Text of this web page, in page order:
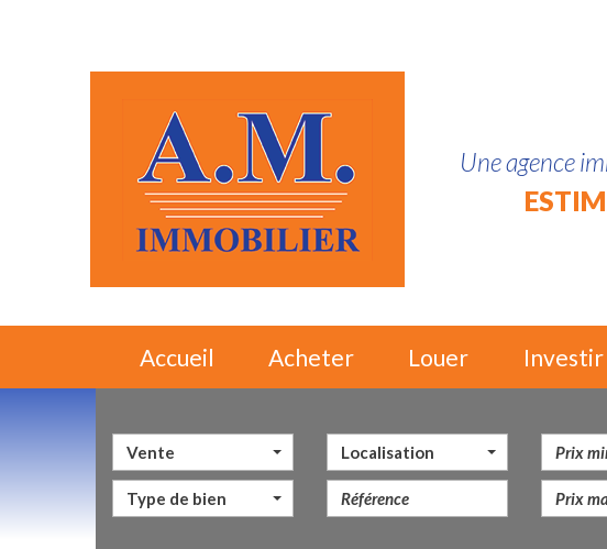
Une agence
Accueil Acheter Louer Investir
Vente
Type de bien
Localisation